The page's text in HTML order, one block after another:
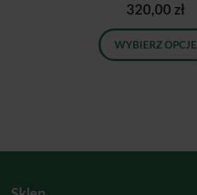
320,00 zł
WYBIERZ OPCJE